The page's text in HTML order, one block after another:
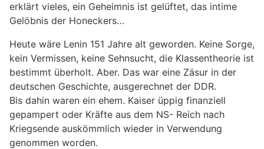
erklärt vieles, ein Geheimnis ist gelüftet, das intime
Gelöbnis der Honeckers…
Heute wäre Lenin 151 Jahre alt geworden. Keine Sorge,
kein Vermissen, keine Sehnsucht, die Klassentheorie ist
bestimmt überholt. Aber. Das war eine Zäsur in der
deutschen Geschichte, ausgerechnet der DDR.
Bis dahin waren ein ehem. Kaiser üppig finanziell
gepampert oder Kräfte aus dem NS- Reich nach
Kriegsende auskömmlich wieder in Verwendung
genommen worden.